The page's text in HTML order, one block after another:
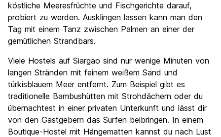
köstliche Meeresfrüchte und Fischgerichte darauf,
probiert zu werden. Ausklingen lassen kann man den
Tag mit einem Tanz zwischen Palmen an einer der
gemütlichen Strandbars.
Viele Hostels auf Siargao sind nur wenige Minuten von
langen Stränden mit feinem weißem Sand und
türkisblauem Meer entfernt. Zum Beispiel gibt es
traditionelle Bambushütten mit Strohdächern oder du
übernachtest in einer privaten Unterkunft und lässt dir
von den Gastgebern das Surfen beibringen. In einem
Boutique-Hostel mit Hängematten kannst du nach Lust